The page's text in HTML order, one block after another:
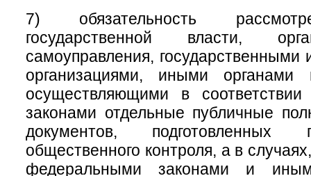
7) обязательность
государственной власти,
самоуправления,
организациями, иными органами
осуществляющими в
законами отдельные публичные
документов, подготовленных
общественного контроля, а в
федеральными законами и